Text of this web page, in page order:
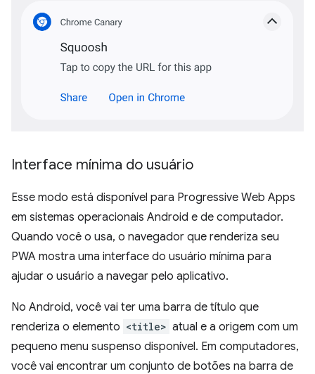
Interface mínima do usuário
Esse modo está disponível para Progressive Web Apps
em sistemas operacionais Android e de computador.
Quando você o usa, o navegador que renderiza seu
PWA mostra uma interface do usuário mínima para
ajudar o usuário a navegar pelo aplicativo.
No Android, você vai ter uma barra de título que
renderiza o elemento <title> atual e a origem com um
pequeno menu suspenso disponível. Em computadores,
você vai encontrar um conjunto de botões na barra de